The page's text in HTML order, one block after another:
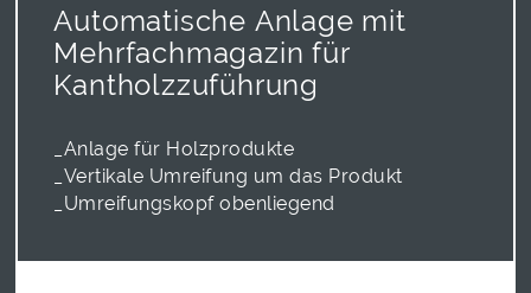
Automatische Anlage mit
Mehrfachmagazin für
Kantholzzuführung
_Anlage für Holzprodukte
_Vertikale Umreifung um das Produkt
_Umreifungskopf obenliegend